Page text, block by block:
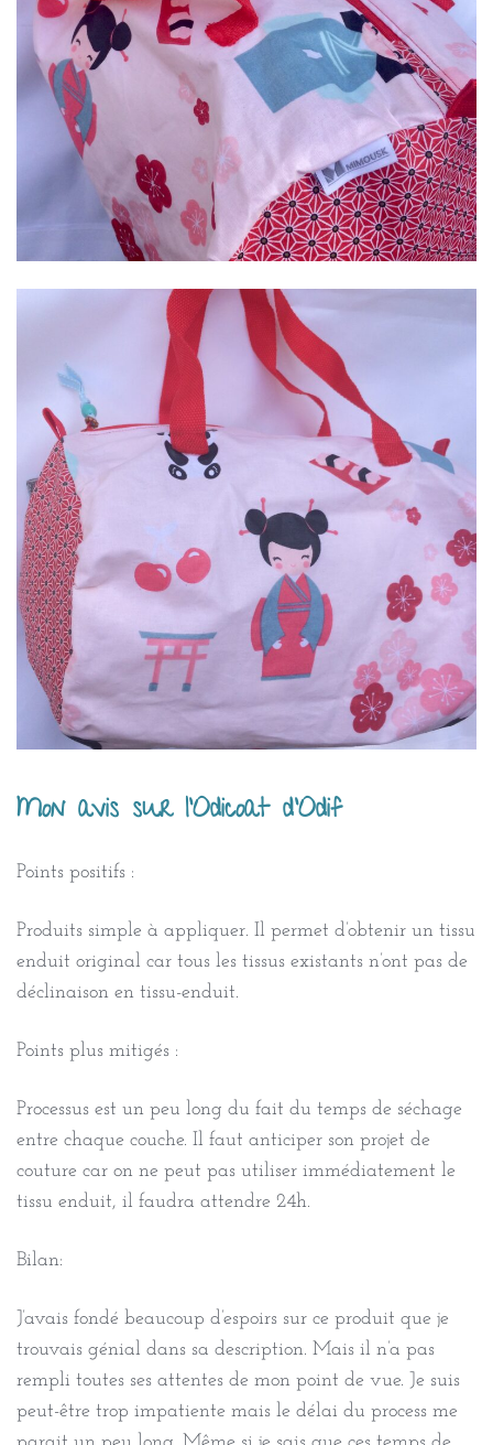
Mon avis sur l’Odicoat d’Odif
Points positifs :
Produits simple à appliquer. Il permet d’obtenir un tissu
enduit original car tous les tissus existants n’ont pas de
déclinaison en tissu-enduit.
Points plus mitigés :
Processus est un peu long du fait du temps de séchage
entre chaque couche. Il faut anticiper son projet de
couture car on ne peut pas utiliser immédiatement le
tissu enduit, il faudra attendre 24h.
Bilan:
J’avais fondé beaucoup d’espoirs sur ce produit que je
trouvais génial dans sa description. Mais il n’a pas
rempli toutes ses attentes de mon point de vue. Je suis
peut-être trop impatiente mais le délai du process me